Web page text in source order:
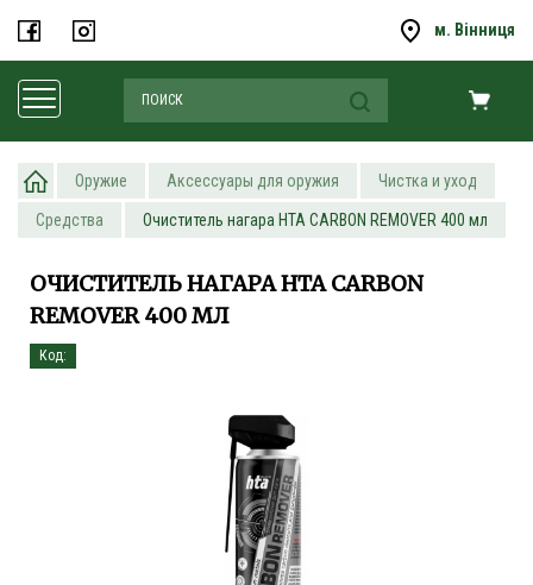
м. Вінниця
Оружие Аксессуары для оружия Чистка и уход
Средства Очиститель нагара НТА CARBON REMOVER 400 мл
ОЧИСТИТЕЛЬ НАГАРА НТА CARBON
REMOVER 400 МЛ
Код: